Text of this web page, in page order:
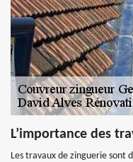
L’importance des
Les travaux de zinguerie sont